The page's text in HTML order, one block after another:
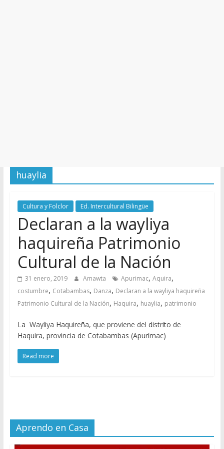
huaylia
Cultura y Folclor Ed. Intercultural Bilingüe
Declaran a la wayliya
haquireña Patrimonio
Cultural de la Nación
31 enero, 2019 Amawta Apurimac, Aquira,
costumbre, Cotabambas, Danza, Declaran a la wayliya haquireña
Patrimonio Cultural de la Nación, Haquira, huaylia, patrimonio
La Wayliya Haquireña, que proviene del distrito de
Haquira, provincia de Cotabambas (Apurímac)
Read more
Aprendo en Casa